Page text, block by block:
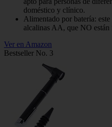
doméstico y clínico.
Alimentado por batería:
alcalinas AA, que NO están
Ver en Amazon
Bestseller No. 3